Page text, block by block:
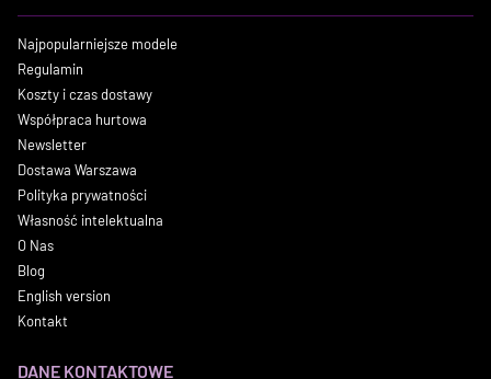
Najpopularniejsze modele
Regulamin
Koszty i czas dostawy
Współpraca hurtowa
Newsletter
Dostawa Warszawa
Polityka prywatności
Własność intelektualna
O Nas
Blog
English version
Kontakt
DANE KONTAKTOWE